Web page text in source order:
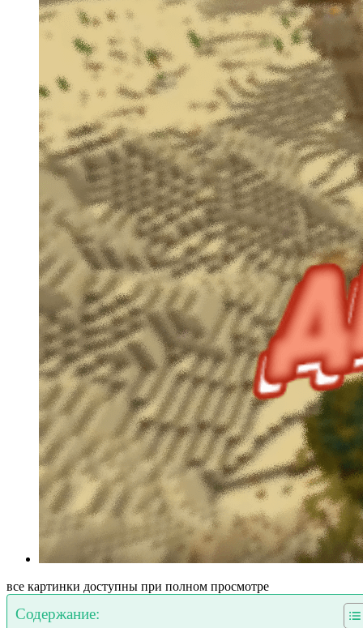
все картинки доступны при полном просмотре
Содержание: